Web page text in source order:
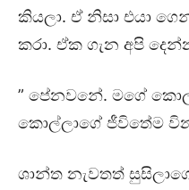
කියලා. ඒ නිසා එයා
කරා. ඒක ගැන අපි
” පේනවනේ. මගේ
කොල්ලාගේ ජීවිතේම
ශාන්ත නැවතත්